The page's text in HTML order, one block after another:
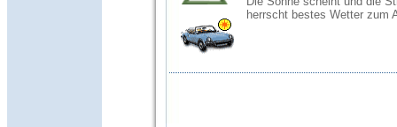
herrscht bestes Wetter zum